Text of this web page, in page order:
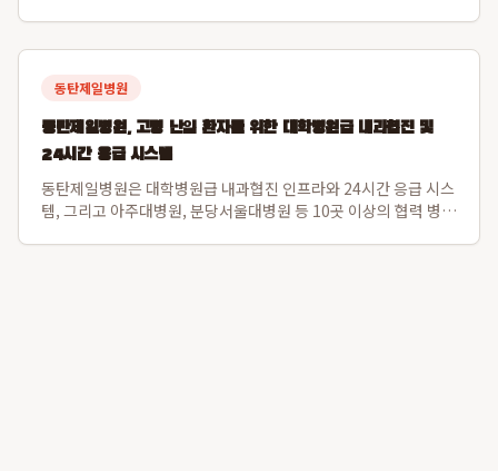
과 직결된 강아지 피부면역 강화를...
동탄제일병원
동탄제일병원, 고령 난임 환자를 위한 대학병원급 내과협진 및
24시간 응급 시스템
동탄제일병원은 대학병원급 내과협진 인프라와 24시간 응급 시스
템, 그리고 아주대병원, 분당서울대병원 등 10곳 이상의 협력 병원